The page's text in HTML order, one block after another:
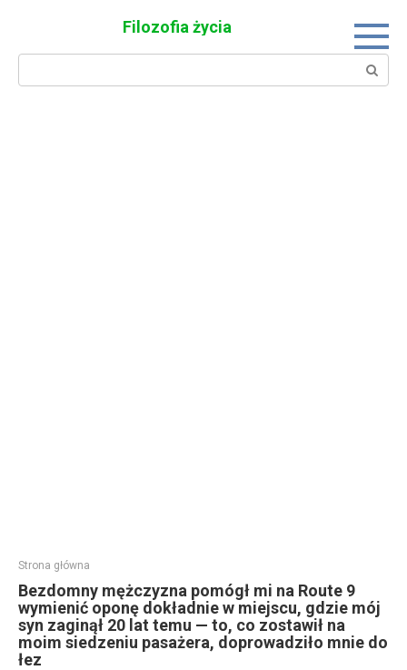
Filozofia życia
Search:
Strona główna
Bezdomny mężczyzna pomógł mi na Route 9
wymienić oponę dokładnie w miejscu, gdzie mój
syn zaginął 20 lat temu — to, co zostawił na
moim siedzeniu pasażera, doprowadziło mnie do
łez